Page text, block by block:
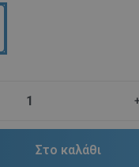
Στο καλάθι